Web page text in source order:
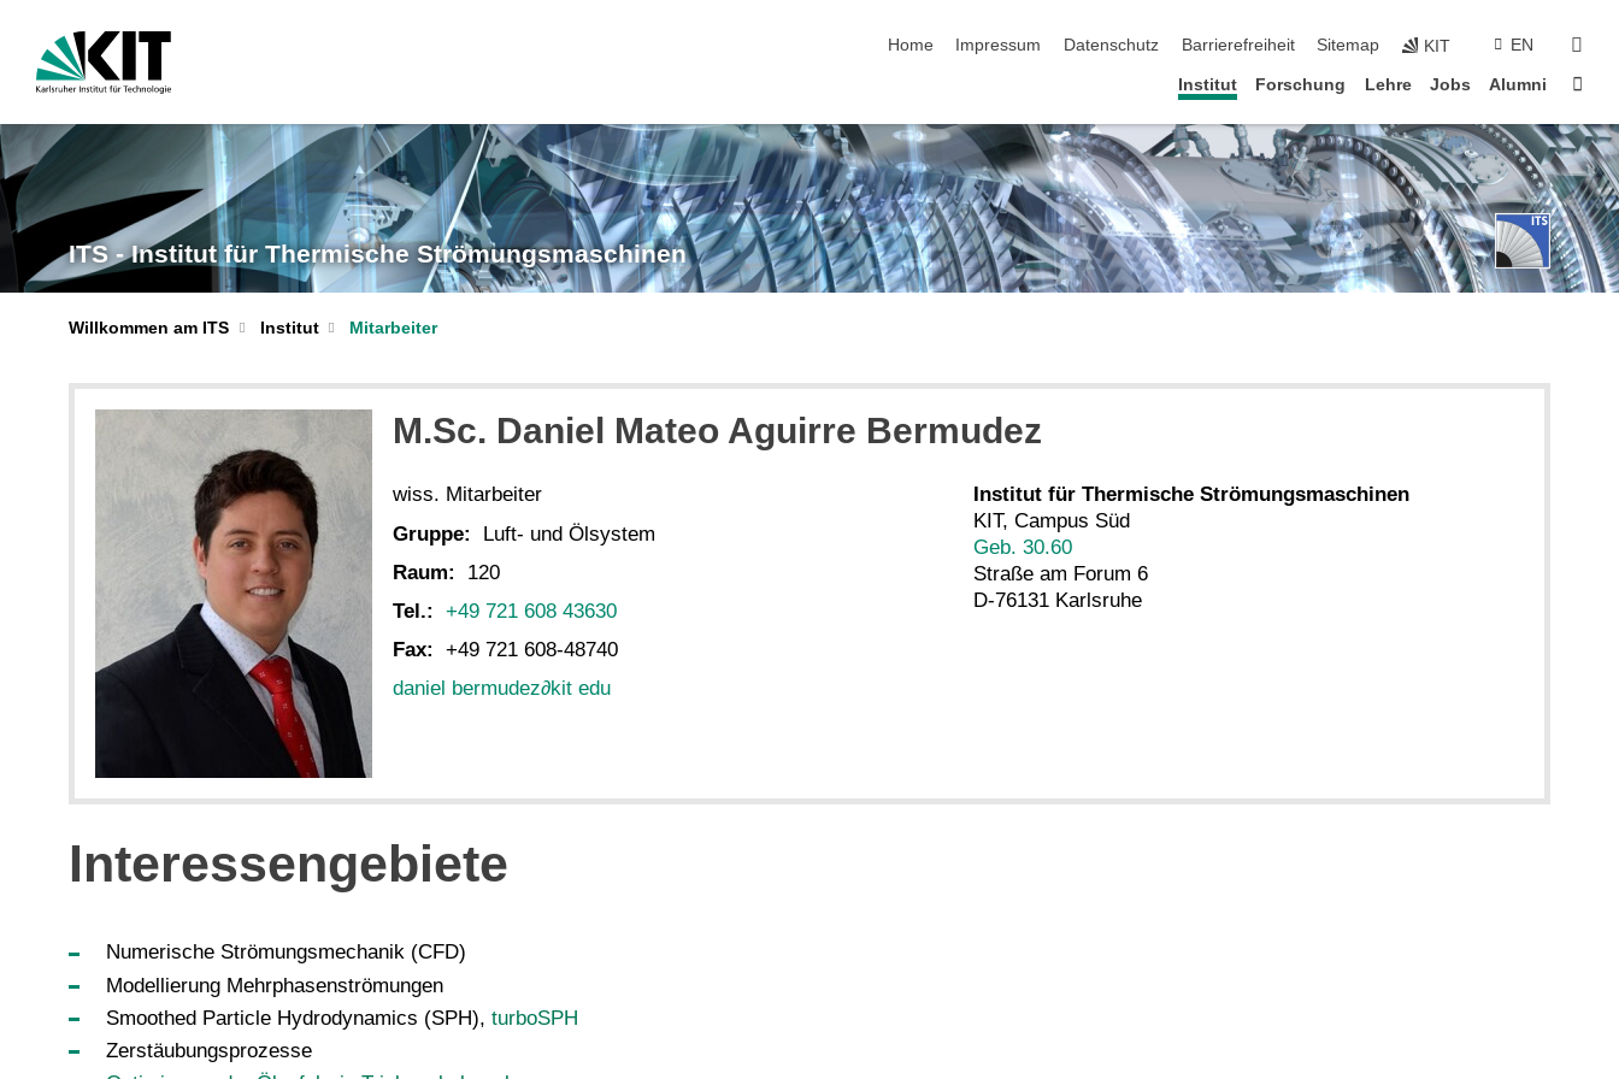
Home
Impressum Datenschutz Barrierefreiheit Sitemap KIT EN
Institut Forschung Lehre Jobs Alumni
ITS - Institut für Thermische Strömungsmaschinen
Willkommen am ITS Institut Mitarbeiter
M.Sc. Daniel Mateo Aguirre Bermudez
wiss. Mitarbeiter
Gruppe:
Luft- und Ölsystem
Raum:
120
Tel.:
+49 721 608 43630
Fax:
+49 721 608-48740
daniel bermudez∂kit edu
Institut für Thermische Strömungsmaschinen
KIT, Campus Süd
Geb. 30.60
Straße am Forum 6
D-76131 Karlsruhe
Interessengebiete
Numerische Strömungsmechanik (CFD)
Modellierung Mehrphasenströmungen
Smoothed Particle Hydrodynamics (SPH), turboSPH
Zerstäubungsprozesse